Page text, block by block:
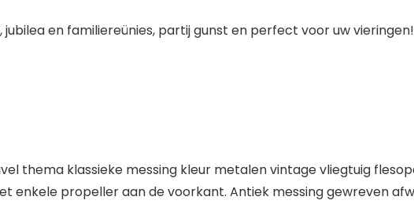
en familiereünies, partij gunst en perfect voor uw vieringen!
thema klassieke messing kleur metalen vintage vliegtuig
enkele propeller aan de voorkant. Antiek messing gewreven